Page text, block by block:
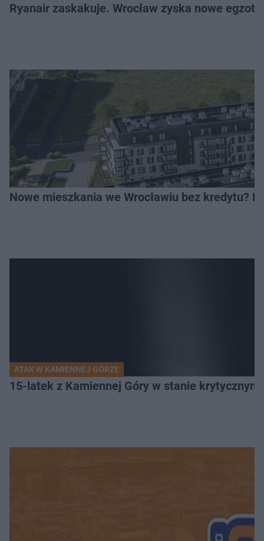
Ryanair zaskakuje. Wrocław zyska nowe
Nowe mieszkania we Wrocławiu bez kredytu?
ATAK W KAMIENNEJ GÓRZE
15-latek z Kamiennej Góry w stanie